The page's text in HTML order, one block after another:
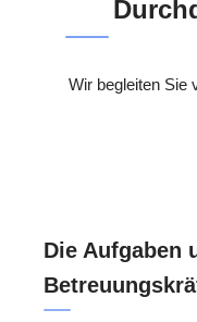
Wir begleiten Sie
Die Aufgaben